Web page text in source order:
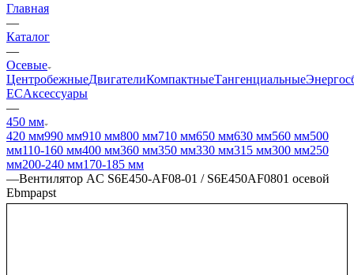
Главная
—
Каталог
—
Осевые
ЦентробежныеДвигателиКомпактныеТангенциальные
ECАксессуары
—
450 мм
420 мм990 мм910 мм800 мм710 мм650 мм630 мм560 мм500
мм110-160 мм400 мм360 мм350 мм330 мм315 мм300 мм250
мм200-240 мм170-185 мм
—Вентилятор AC S6E450-AF08-01 / S6E450AF0801 осевой
Ebmpapst